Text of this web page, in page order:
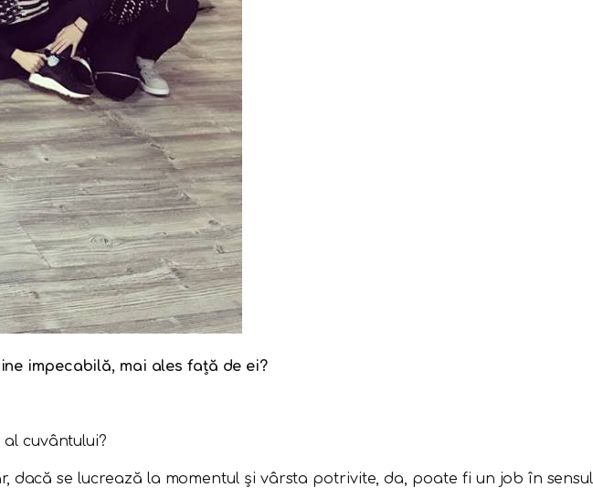
impecabilă, mai ales față de ei?
cuvântului?
se lucrează la momentul și vârsta potrivite, da, poate fi un job în sensul